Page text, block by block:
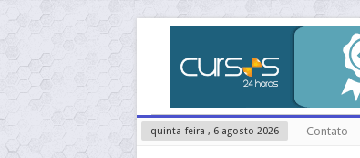
quinta-feira , 6 agosto 2026 Contato